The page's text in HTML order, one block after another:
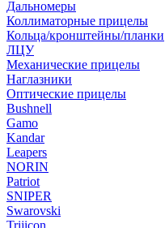
Дальномеры
Коллиматорные прицелы
Кольца/кронштейны/планки
ЛЦУ
Механические прицелы
Наглазники
Оптические прицелы
Bushnell
Gamo
Kandar
Leapers
NORIN
Patriot
SNIPER
Swarovski
Trijicon